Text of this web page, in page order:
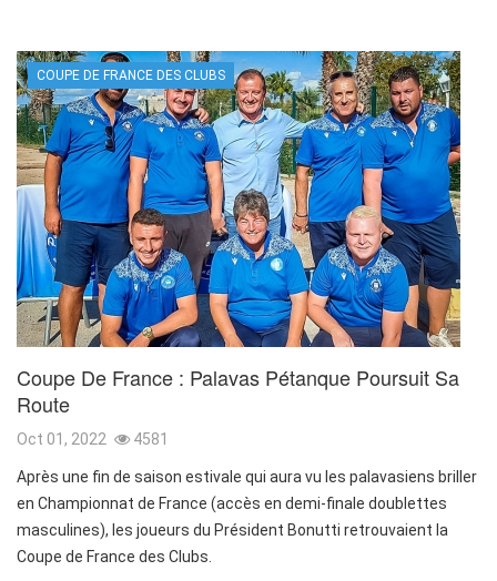
COUPE DE FRANCE DES CLUBS
Coupe De France : Palavas Pétanque Poursuit Sa
Route
Oct 01, 2022 4581
Après une fin de saison estivale qui aura vu les palavasiens briller
en Championnat de France (accès en demi-finale doublettes
masculines), les joueurs du Président Bonutti retrouvaient la
Coupe de France des Clubs.